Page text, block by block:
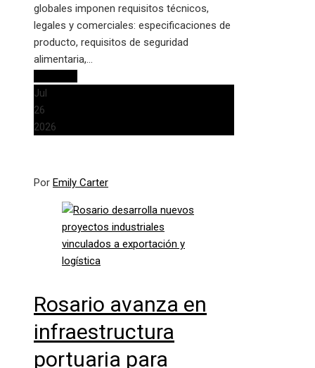
globales imponen requisitos técnicos,
legales y comerciales: especificaciones de
producto, requisitos de seguridad
alimentaria,…
Jul
26
2026
Por Emily Carter
Rosario avanza en
infraestructura
portuaria para